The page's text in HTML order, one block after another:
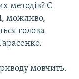
методів? Є
можливо,
голова
мовчить.